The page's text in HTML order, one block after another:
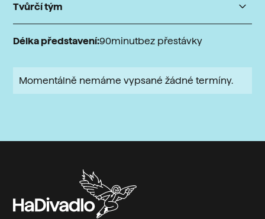
Tvůrčí tým
Délka představení:90minutbez přestávky
Momentálně nemáme vypsané žádné termíny.